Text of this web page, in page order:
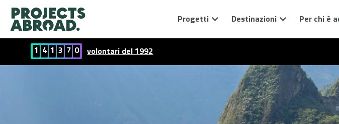
Progetti Destinazioni Per chi è
1 4 1 3 7 0 volontari del 1992